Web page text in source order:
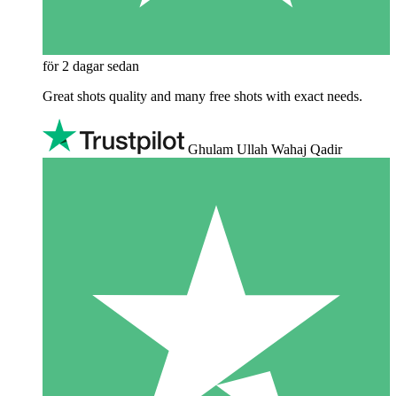
för 2 dagar sedan
Great shots quality and many free shots with exact needs.
Ghulam Ullah Wahaj Qadir